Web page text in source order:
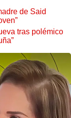
de Said
tras polémico